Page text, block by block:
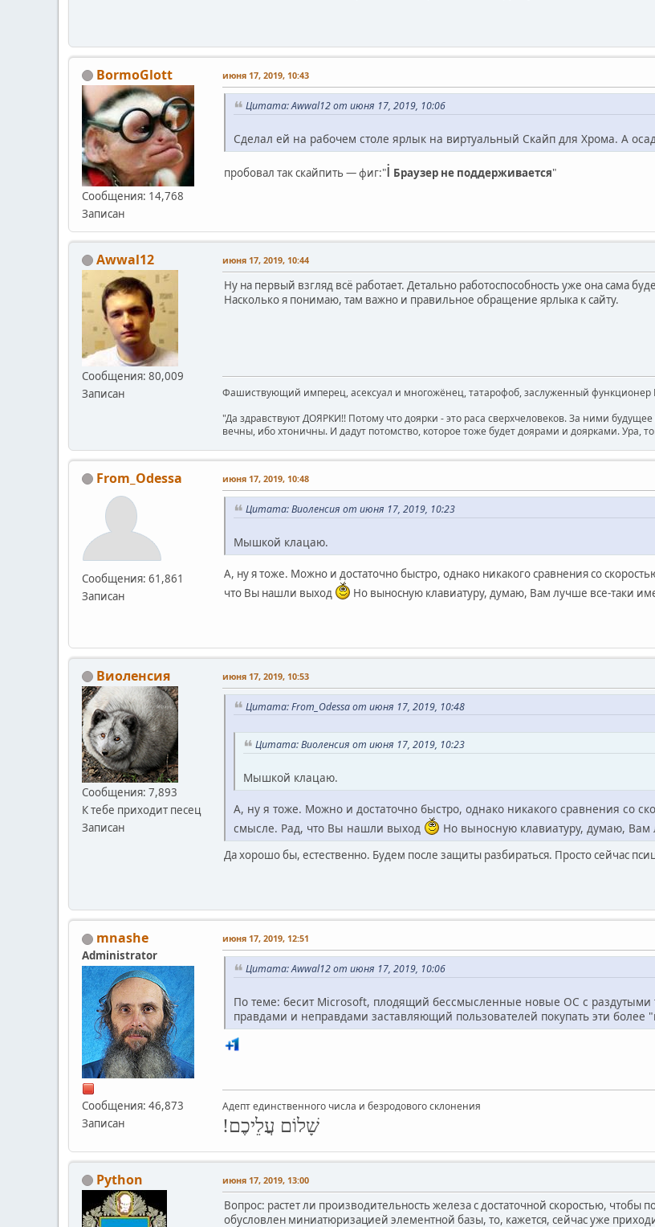
BormoGlott
Сообщения: 14,768
Записан
июня 17, 2019, 10:43
Цитата: Awwal12 от июня 17, 2019, 10:06
Сделал ей на рабочем столе ярлык на виртуальный Скайп для Хрома. А
пробовал так скайпить — фиг:"ℹ︎ Браузер не поддерживается"
Awwal12
Сообщения: 80,009
Записан
июня 17, 2019, 10:44
Ну на первый взгляд всё работает. Детально работоспособность уже она сама
Насколько я понимаю, там важно и правильное обращение ярлыка к сайту.
Фашиствующий имперец, асексуал и многожёнец, татарофоб, заслуженный
"Да здравствуют ДОЯРКИ!! Потому что доярки - это раса сверхчеловеков. За ними
вечны, ибо хтоничны. И дадут потомство, которое тоже будет доярами и доярками. Ура,
From_Odessa
Сообщения: 61,861
Записан
июня 17, 2019, 10:48
Цитата: Виоленсия от июня 17, 2019, 10:23
Мышкой клацаю.
А, ну я тоже. Можно и достаточно быстро, однако никакого сравнения со
что Вы нашли выход
Но выносную клавиатуру, думаю, Вам лучше все-таки
Виоленсия
Сообщения: 7,893
К тебе приходит песец
Записан
июня 17, 2019, 10:53
Цитата: From_Odessa от июня 17, 2019, 10:48
Цитата: Виоленсия от июня 17, 2019, 10:23
Мышкой клацаю.
А, ну я тоже. Можно и достаточно быстро, однако никакого сравнения со
смысле. Рад, что Вы нашли выход
Но выносную клавиатуру, думаю, Вам
Да хорошо бы, естественно. Будем после защиты разбираться. Просто сейчас
mnashe
Administrator
Сообщения: 46,873
Записан
июня 17, 2019, 12:51
Цитата: Awwal12 от июня 17, 2019, 10:06
По теме: бесит Microsoft, плодящий бессмысленные новые ОС с
правдами и неправдами заставляющий пользователей покупать эти более
Адепт единственного числа и безродового склонения
שָׁלוֹם עֲלֵיכֶם!
Python июня 17, 2019, 13:00
Вопрос: растет ли производительность железа с достаточной скоростью, чтобы
обусловлен миниатюризацией элементной базы, то, кажется, сейчас уже